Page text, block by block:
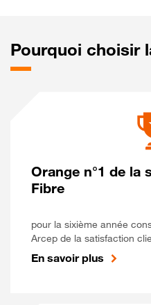
Pourquoi choisir
Orange n°1 de la
Fibre
pour la sixième année
Arcep de la satisfaction
En savoir plus